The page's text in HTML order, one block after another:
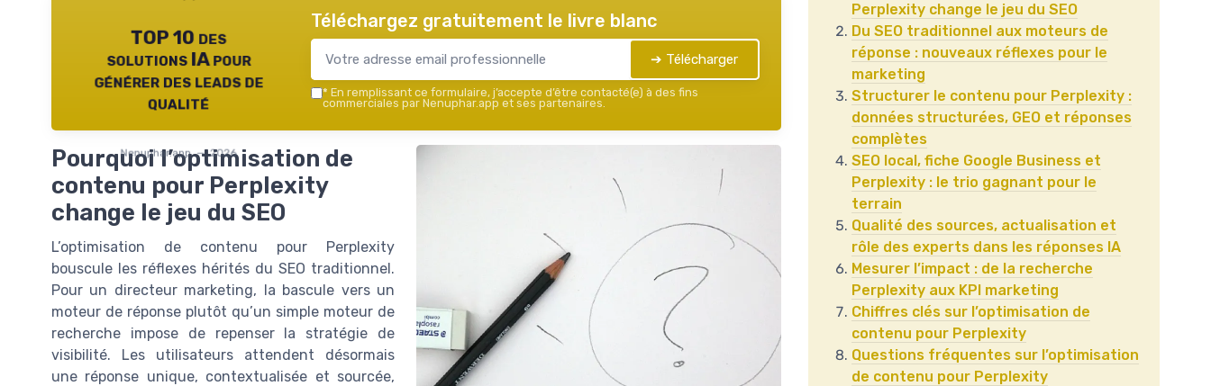
TOP 10 des
solutions IA pour
générer des leads de
qualité
Nenuphar.app — 2026
Téléchargez gratuitement le livre blanc
➔ Télécharger
* En remplissant ce formulaire, j’accepte d’être contacté(e) à des fins
commerciales par Nenuphar.app et ses partenaires.
Pourquoi l’optimisation de
contenu pour Perplexity
change le jeu du SEO
L’optimisation de contenu pour Perplexity
bouscule les réflexes hérités du SEO traditionnel.
Pour un directeur marketing, la bascule vers un
moteur de réponse plutôt qu’un simple moteur de
recherche impose de repenser la stratégie de
visibilité. Les utilisateurs attendent désormais
une réponse unique, contextualisée et sourcée,
Perplexity change le jeu du SEO
Du SEO traditionnel aux moteurs de
réponse : nouveaux réflexes pour le
marketing
Structurer le contenu pour Perplexity :
données structurées, GEO et réponses
complètes
SEO local, fiche Google Business et
Perplexity : le trio gagnant pour le
terrain
Qualité des sources, actualisation et
rôle des experts dans les réponses IA
Mesurer l’impact : de la recherche
Perplexity aux KPI marketing
Chiffres clés sur l’optimisation de
contenu pour Perplexity
Questions fréquentes sur l’optimisation
de contenu pour Perplexity